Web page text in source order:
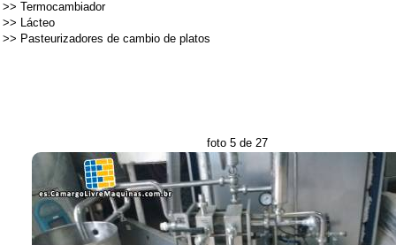
>> Termocambiador
>> Lácteo
>> Pasteurizadores de cambio de platos
foto 5 de 27